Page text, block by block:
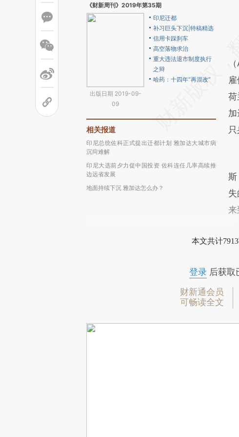
《财新周刊》2019年第35期
出版日期 2019-09-
09
印尼迁都
补习巨头下沉|特稿精选
信用卡踩刹车
高空落物求治
重大违法退市制度执行
之辩
哈药：十四年“再混改”
相关报道
印尼总统佐科正式提出迁都计划 雅加达大城市病
沉疴难解
印尼大选前夕力促中国投资 佐科连任几率高续推
边远省发展
地面持续下沉 雅加达怎么办？
对
本文共计
登录后获取
财新通会员
可畅读全文